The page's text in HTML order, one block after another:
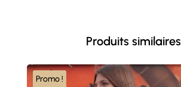
Produits similaires
Promo !